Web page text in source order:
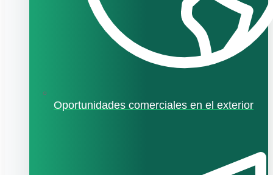
Oportunidades comerciales en el exterior